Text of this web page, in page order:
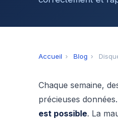
Accueil › Blog ›
Chaque semaine,
précieuses
est possible. La